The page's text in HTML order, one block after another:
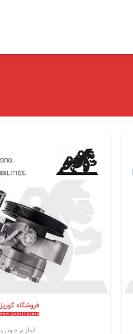
لوازم خودرو